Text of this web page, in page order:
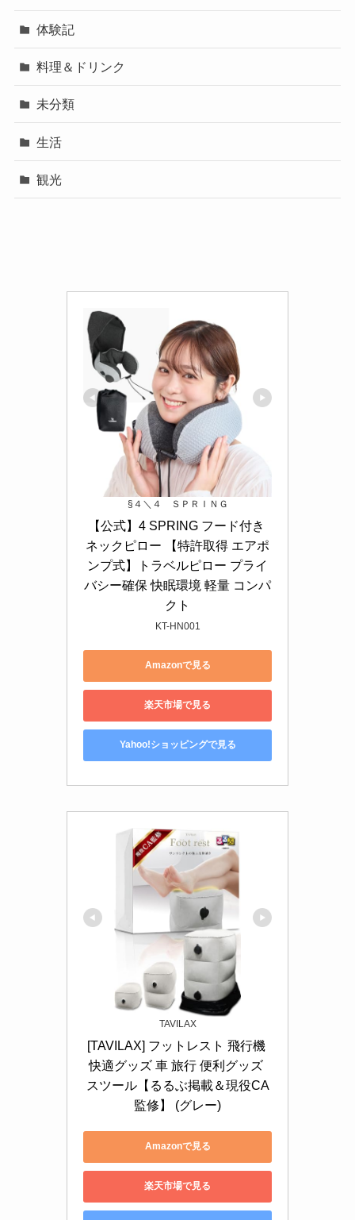
体験記
料理＆ドリンク
未分類
生活
観光
§４＼４ ＳＰＲＩＮＧ
【公式】4 SPRING フード付き
ネックピロー 【特許取得 エアポ
ンプ式】トラベルピロー プライ
バシー確保 快眠環境 軽量 コンパ
クト
KT-HN001
Amazonで見る
楽天市場で見る
Yahoo!ショッピングで見る
TAVILAX
[TAVILAX] フットレスト 飛行機
快適グッズ 車 旅行 便利グッズ
スツール【るるぶ掲載＆現役CA
監修】 (グレー)
Amazonで見る
楽天市場で見る